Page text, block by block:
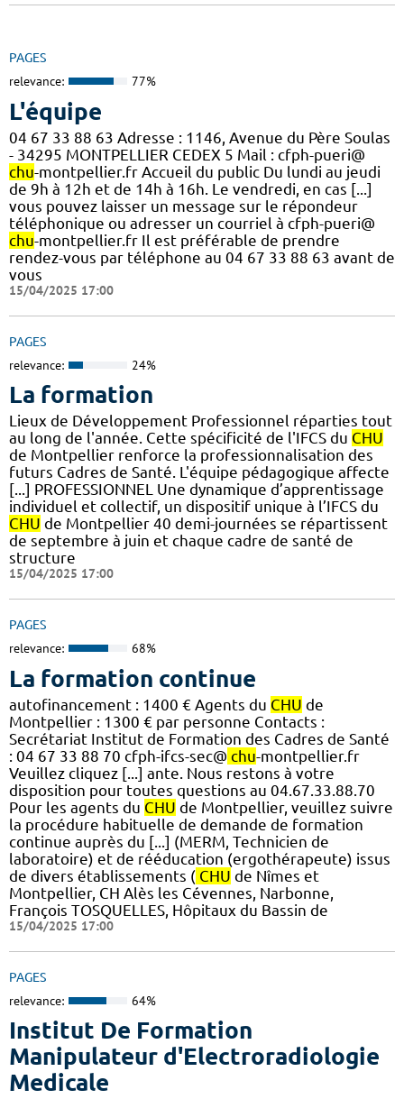
PAGES
relevance: 77%
L'équipe
04 67 33 88 63 Adresse : 1146, Avenue du Père Soulas
- 34295 MONTPELLIER CEDEX 5 Mail : cfph-pueri@
chu-montpellier.fr Accueil du public Du lundi au jeudi
de 9h à 12h et de 14h à 16h. Le vendredi, en cas [...]
vous pouvez laisser un message sur le répondeur
téléphonique ou adresser un courriel à cfph-pueri@
chu-montpellier.fr Il est préférable de prendre
rendez-vous par téléphone au 04 67 33 88 63 avant de
vous
15/04/2025 17:00
PAGES
relevance: 24%
La formation
Lieux de Développement Professionnel réparties tout
au long de l'année. Cette spécificité de l'IFCS du CHU
de Montpellier renforce la professionnalisation des
futurs Cadres de Santé. L'équipe pédagogique affecte
[...] PROFESSIONNEL Une dynamique d’apprentissage
individuel et collectif, un dispositif unique à l’IFCS du
CHU de Montpellier 40 demi-journées se répartissent
de septembre à juin et chaque cadre de santé de
structure
15/04/2025 17:00
PAGES
relevance: 68%
La formation continue
autofinancement : 1400 € Agents du CHU de
Montpellier : 1300 € par personne Contacts :
Secrétariat Institut de Formation des Cadres de Santé
: 04 67 33 88 70 cfph-ifcs-sec@ chu-montpellier.fr
Veuillez cliquez [...] ante. Nous restons à votre
disposition pour toutes questions au 04.67.33.88.70
Pour les agents du CHU de Montpellier, veuillez suivre
la procédure habituelle de demande de formation
continue auprès du [...] (MERM, Technicien de
laboratoire) et de rééducation (ergothérapeute) issus
de divers établissements ( CHU de Nîmes et
Montpellier, CH Alès les Cévennes, Narbonne,
François TOSQUELLES, Hôpitaux du Bassin de
15/04/2025 17:00
PAGES
relevance: 64%
Institut De Formation
Manipulateur d'Electroradiologie
Medicale